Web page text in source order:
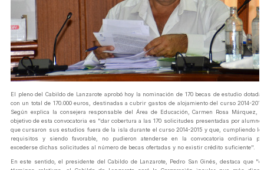
El pleno del Cabildo de Lanzarote aprobó hoy la nominación de 170 becas de estudio
con un total de 170.000 euros, destinadas a cubrir gastos de alojamiento del curso 2014-
Según explica la consejera responsable del Área de Educación, Carmen Rosa Márquez,
objetivo de esta convocatoria es "dar cobertura a las 170 solicitudes presentadas por
que cursaron sus estudios fuera de la isla durante el curso 2014-2015 y que, cumpliendo
requisitos y siendo favorable, no pudieron atenderse en la convocatoria ordinaria
excederse dichas solicitudes al número de becas ofertadas y no existir crédito suficiente".
En este sentido, el presidente del Cabildo de Lanzarote, Pedro San Ginés, destaca que